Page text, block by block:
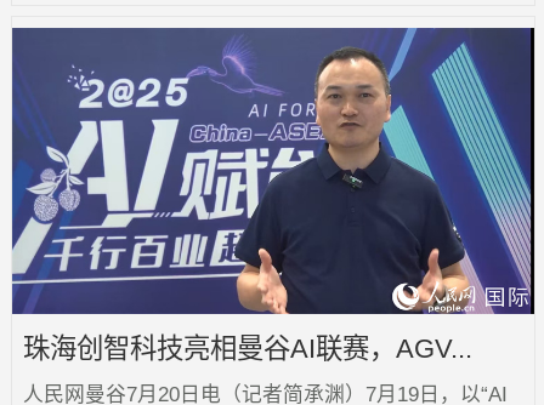
0烂尾项目，超60%营收来自新能源！...
当前国内移动机器人（AGV/AMR）行业正迎来深度洗
牌。一方面是新能源等产业赛道的长周期红利...
查看详情